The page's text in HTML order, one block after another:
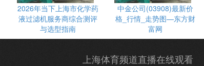
2026年当下上海市化学药
液过滤机服务商综合测评
与选型指南
中金公司(03908)最新价
格_行情_走势图—东方财
富网
上海体育频道直播在线观看